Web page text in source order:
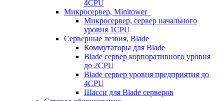
4CPU
Микросервер, Minitower
Микросервер, сервер начального
уровня 1CPU
Серверные лезвия, Blade
Коммутаторы для Blade
Blade сервер корпоративного уровня
до 2CPU
Blade сервер уровня предприятия до
4CPU
Шасси для Blade серверов